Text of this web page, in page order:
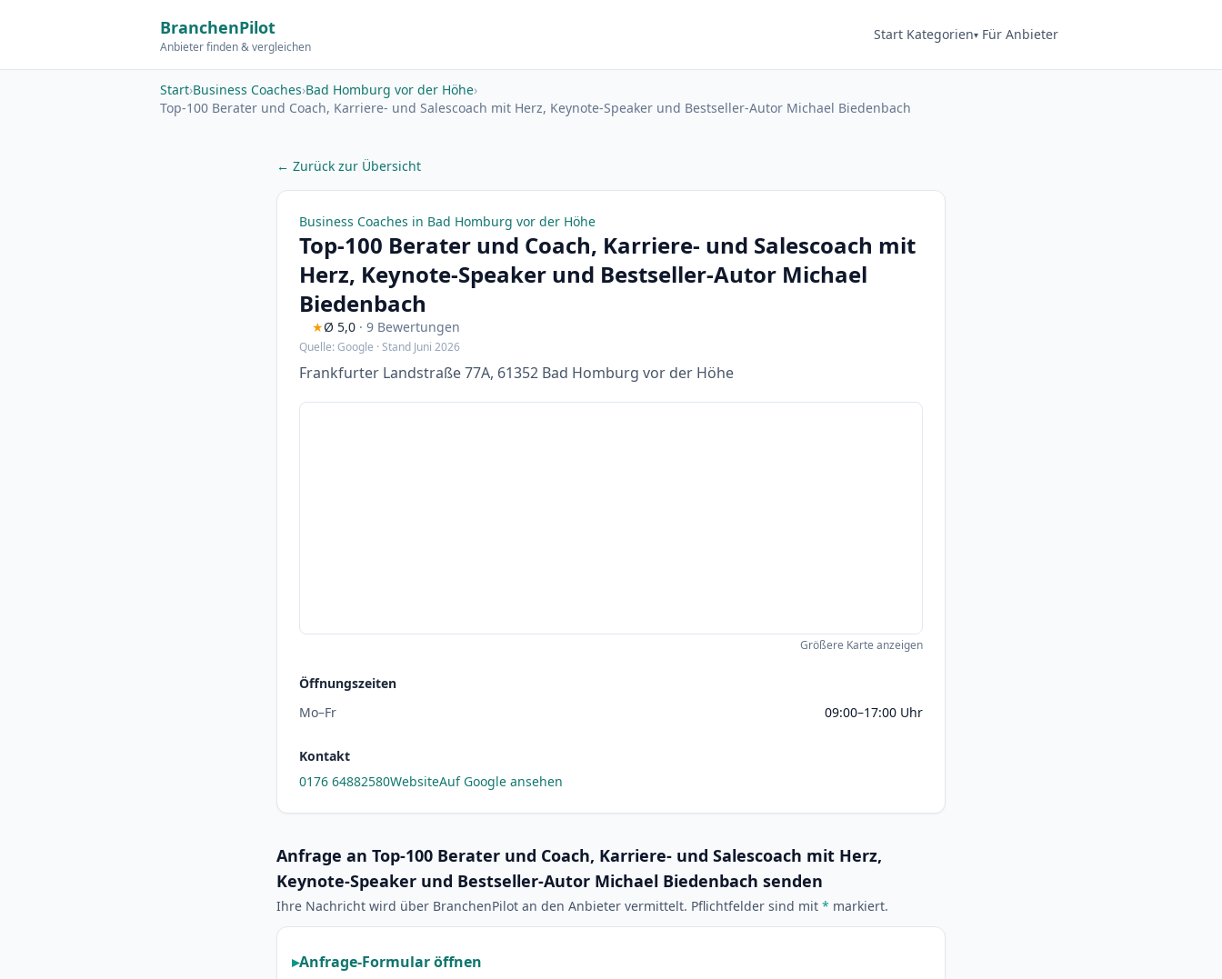
BranchenPilot
Anbieter finden & vergleichen
Start Kategorien Für Anbieter
Start›Business Coaches›Bad Homburg vor der Höhe›
Top-100 Berater und Coach, Karriere- und Salescoach mit Herz, Keynote-Speaker und Bestseller-Autor Michael Biedenbach
← Zurück zur Übersicht
Business Coaches in Bad Homburg vor der Höhe
Top-100 Berater und Coach, Karriere- und Salescoach mit
Herz, Keynote-Speaker und Bestseller-Autor Michael
Biedenbach
★Ø 5,0 · 9 Bewertungen
Quelle: Google · Stand Juni 2026
Frankfurter Landstraße 77A, 61352 Bad Homburg vor der Höhe
Größere Karte anzeigen
Öffnungszeiten
Mo–Fr
09:00–17:00 Uhr
Kontakt
0176 64882580WebsiteAuf Google ansehen
Anfrage an Top-100 Berater und Coach, Karriere- und Salescoach mit Herz,
Keynote-Speaker und Bestseller-Autor Michael Biedenbach senden
Ihre Nachricht wird über BranchenPilot an den Anbieter vermittelt. Pflichtfelder sind mit * markiert.
Anfrage-Formular öffnen